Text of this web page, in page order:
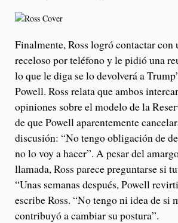
Finalmente, Ross logró contactar con
receloso por teléfono y le pidió una
lo que le diga se lo devolverá a
Powell. Ross relata que ambos
opiniones sobre el modelo de la
de que Powell aparentemente
discusión: “No tengo obligación de
no lo voy a hacer”. A pesar del
llamada, Ross parece preguntarse si
“Unas semanas después, Powell
escribe Ross. “No tengo ni idea de si
contribuyó a cambiar su postura”.